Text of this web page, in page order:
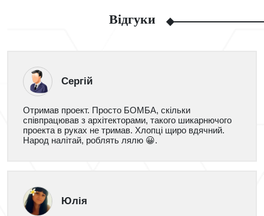
Відгуки
Сергій
Отримав проект. Просто БОМБА, скільки
співпрацював з архітекторами, такого шикарнючого
проекта в руках не тримав. Хлопці щиро вдячний.
Народ налітай, роблять лялю 😀.
Юлія